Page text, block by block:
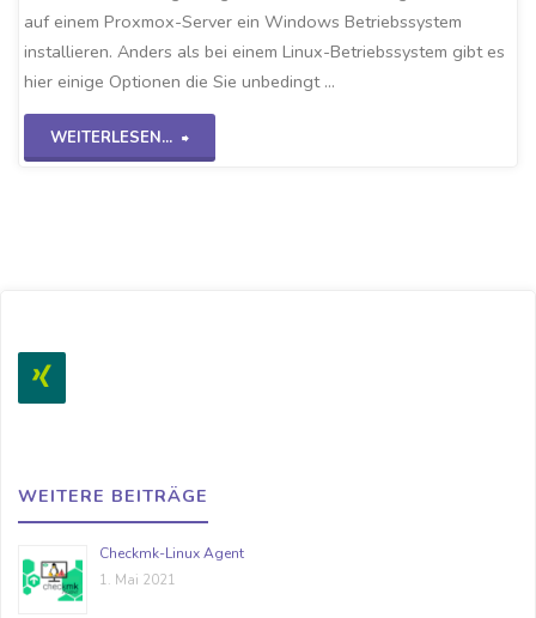
auf einem Proxmox-Server ein Windows Betriebssystem
installieren. Anders als bei einem Linux-Betriebssystem gibt es
hier einige Optionen die Sie unbedingt …
WEITERLESEN...
"Windows
WEITERE BEITRÄGE
Checkmk-Linux Agent
1. Mai 2021